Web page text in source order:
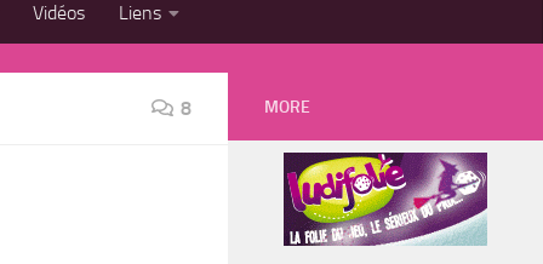
Vidéos
Liens
8 MORE